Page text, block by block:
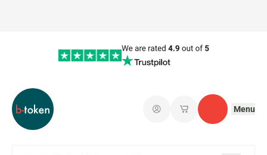
Iniciar sesiónMis carritos de
Contacto
Menu